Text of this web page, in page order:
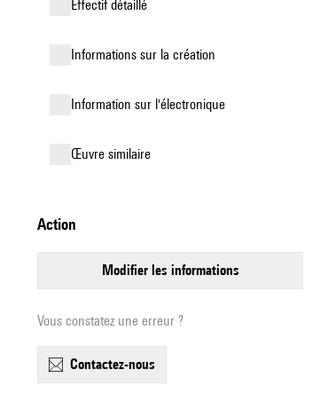
effectif détaillé
informations sur la création
Information sur l'électronique
œuvre similaire
action
modifier les informations
Vous constatez une erreur ?
contactez-nous